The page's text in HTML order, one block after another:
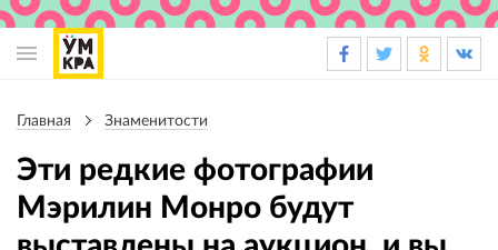
навигация
навигации
Главная Знаменитости
Эти редкие фотографии
Мэрилин Монро будут